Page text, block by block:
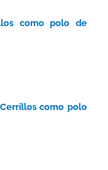
como polo de
como polo